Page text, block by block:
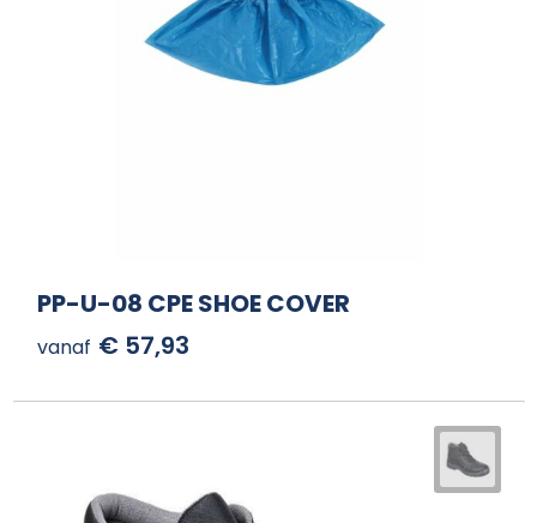
PP-U-08 CPE SHOE COVER
vanaf € 57,93